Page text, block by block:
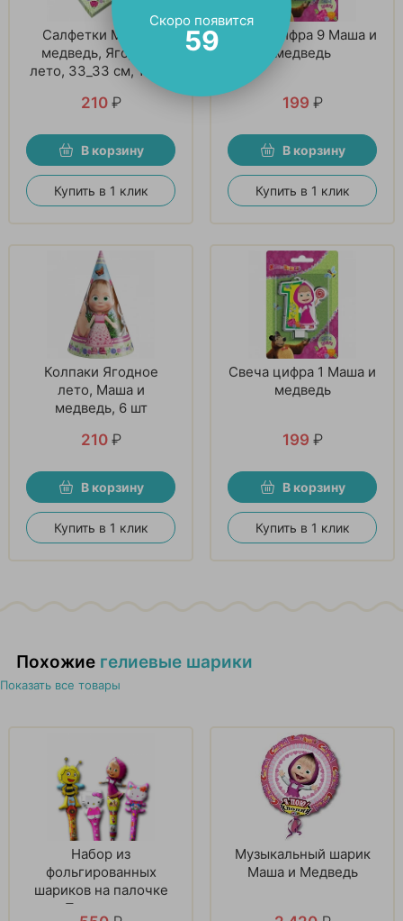
Салфетки Маша и
медведь, Ягодное
лето, 33_33 см, 12 шт
210 ₽
В корзину
Купить в 1 клик
Свеча цифра 9 Маша и
медведь
199 ₽
В корзину
Купить в 1 клик
Колпаки Ягодное
лето, Маша и
медведь, 6 шт
210 ₽
В корзину
Купить в 1 клик
Свеча цифра 1 Маша и
медведь
199 ₽
В корзину
Купить в 1 клик
Похожие гелиевые шарики
Показать все товары
Набор из
фольгированных
шариков на палочке
«Прекрасное
Музыкальный шарик
Маша и Медведь
Скоро появится
58